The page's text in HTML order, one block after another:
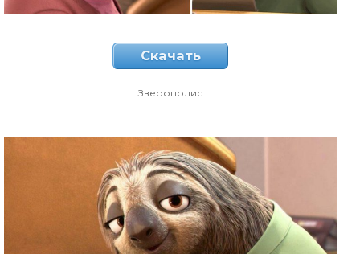
Скачать
Зверополис